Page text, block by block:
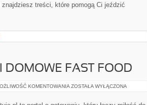
treści, które pomogą Ci jeździć
DOMOWE FAST FOOD
KOMENTOWANIA KUCHNIA
ZOSTAŁA WYŁĄCZONA